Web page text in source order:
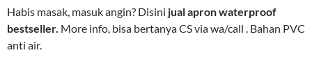
Habis masak, masuk angin? Disini jual apron waterproof
bestseller. More info, bisa bertanya CS via wa/call . Bahan PVC
anti air.